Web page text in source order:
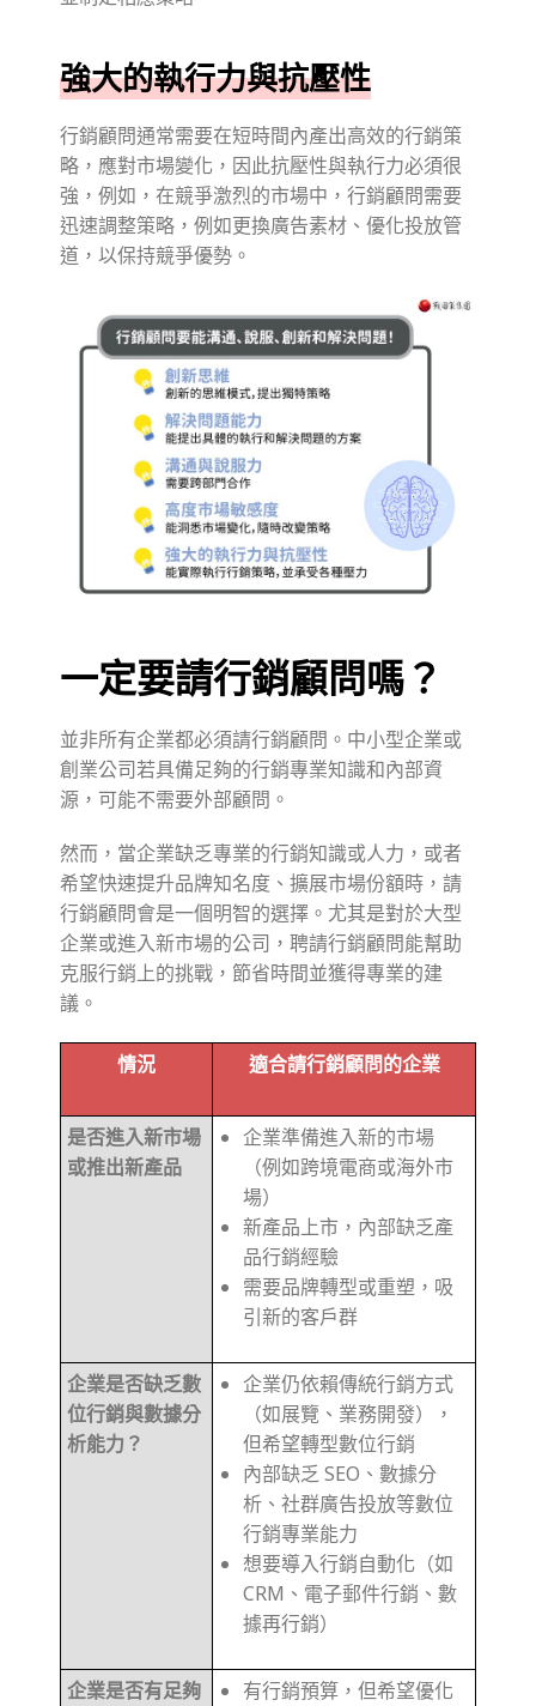
強大的執行力與抗壓性
行銷顧問通常需要在短時間內產出高效的行銷策
略，應對市場變化，因此抗壓性與執行力必須很
強，例如，在競爭激烈的市場中，行銷顧問需要
迅速調整策略，例如更換廣告素材、優化投放管
道，以保持競爭優勢。
一定要請行銷顧問嗎？
並非所有企業都必須請行銷顧問。中小型企業或
創業公司若具備足夠的行銷專業知識和內部資
源，可能不需要外部顧問。
然而，當企業缺乏專業的行銷知識或人力，或者
希望快速提升品牌知名度、擴展市場份額時，請
行銷顧問會是一個明智的選擇。尤其是對於大型
企業或進入新市場的公司，聘請行銷顧問能幫助
克服行銷上的挑戰，節省時間並獲得專業的建
議。
情況 適合請行銷顧問的企業
是否進入新市場
或推出新產品
企業準備進入新的市場
（例如跨境電商或海外市
場）
新產品上市，內部缺乏產
品行銷經驗
需要品牌轉型或重塑，吸
引新的客戶群
企業是否缺乏數
位行銷與數據分
析能力？
企業仍依賴傳統行銷方式
（如展覽、業務開發），
但希望轉型數位行銷
內部缺乏 SEO、數據分
析、社群廣告投放等數位
行銷專業能力
想要導入行銷自動化（如
CRM、電子郵件行銷、數
據再行銷）
企業是否有足夠
有行銷預算，但希望優化